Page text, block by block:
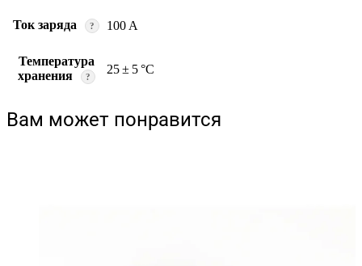
Ток заряда ? 100 A
Температура
хранения
?
25 ± 5 °C
Вам может понравится